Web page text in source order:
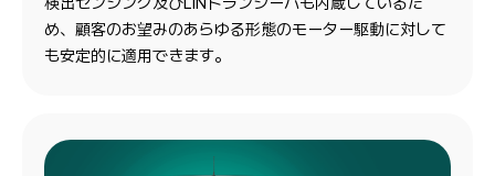
め、顧客のお望みのあらゆる形態のモーター駆動に対して
も安定的に適用できます。